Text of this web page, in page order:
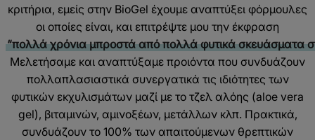
κριτήρια, εμείς στην BioGel έχουμε αναπτύξει φόρμουλες
οι οποίες είναι, και επιτρέψτε μου την έκφραση
“πολλά χρόνια μπροστά από πολλά φυτικά σκευάσματα
Μελετήσαμε και αναπτύξαμε προιόντα που συνδυάζουν
πολλαπλασιαστικά συνεργατικά τις ιδιότητες των
φυτικών εκχυλισμάτων μαζί με το τζελ αλόης (aloe vera
gel), βιταμινών, αμινοξέων, μετάλλων κλπ. Πρακτικά,
συνδυάζουν το 100% των απαιτούμενων θρεπτικών